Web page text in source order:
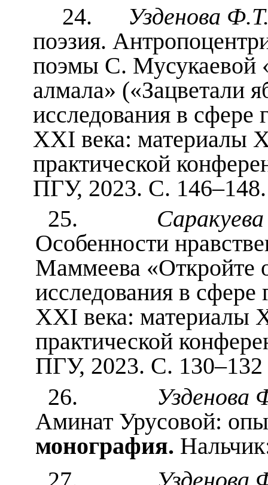
24.
Узденова
поэзия.
поэмы С. Мусукаевой
алмала» («Зацветали
исследования в сфере
XXI века: материалы
практической
ПГУ, 2023. С.
25.
Особенности
Маммеева «Откройте
исследования в
XXI века: материалы
практической
ПГУ, 2023. С.
26.
Узденова
Аминат Урусовой:
монография.